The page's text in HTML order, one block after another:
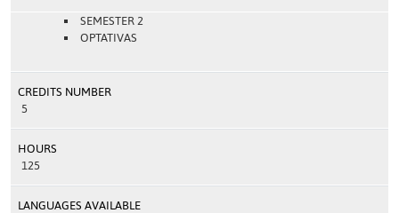
SEMESTER 2
OPTATIVAS
CREDITS NUMBER
5
HOURS
125
LANGUAGES AVAILABLE